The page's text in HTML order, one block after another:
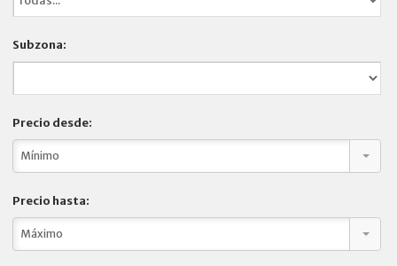
CONTACTO
Subzona:
Precio desde:
Mínimo
Precio hasta:
Máximo